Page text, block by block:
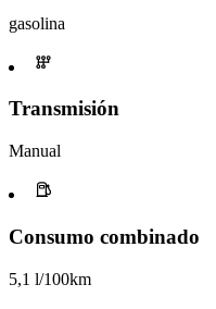
gasolina
Transmisión
Manual
Consumo combinado
5,1 l/100km